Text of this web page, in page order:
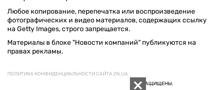
Любое копирование, перепечатка или воспроизведение
фотографических и видео материалов, содержащих ссылку
на Getty Images, строго запрещается.
Материалы в блоке "Новости компаний" публикуются на
правах рекламы.
ПОЛИТИКА КОНФИДЕНЦИАЛЬНОСТИ САЙТА ZN.UA
© 1994–2026 «ЗЕРКАЛО НЕДЕЛИ. УКРАИНА». ВСЕ ПРАВА ЗАЩИЩЕНЫ.